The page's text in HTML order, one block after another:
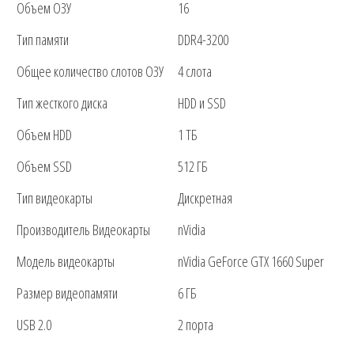
Объем ОЗУ
16
Тип памяти
DDR4-3200
Общее количество слотов ОЗУ
4 слота
Тип жесткого диска
HDD и SSD
Объем HDD
1 ТБ
Объем SSD
512 ГБ
Тип видеокарты
Дискретная
Производитель Видеокарты
nVidia
Модель видеокарты
nVidia GeForce GTX 1660 Super
Размер видеопамяти
6 ГБ
USB 2.0
2 порта